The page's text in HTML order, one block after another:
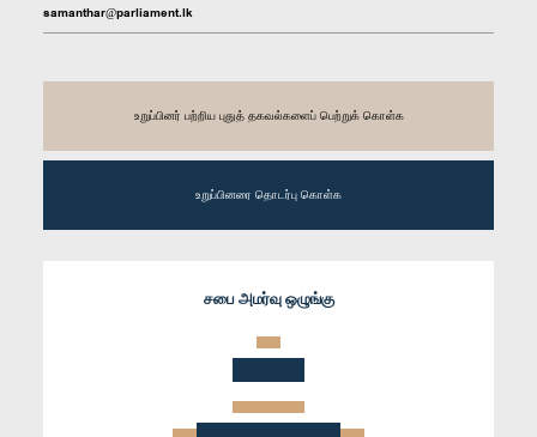
samanthar@parliament.lk
உறுப்பினர் பற்றிய புதுத் தகவல்களைப் பெற்றுக் கொள்க
உறுப்பினரை தொடர்பு கொள்க
சபை அமர்வு ஒழுங்கு